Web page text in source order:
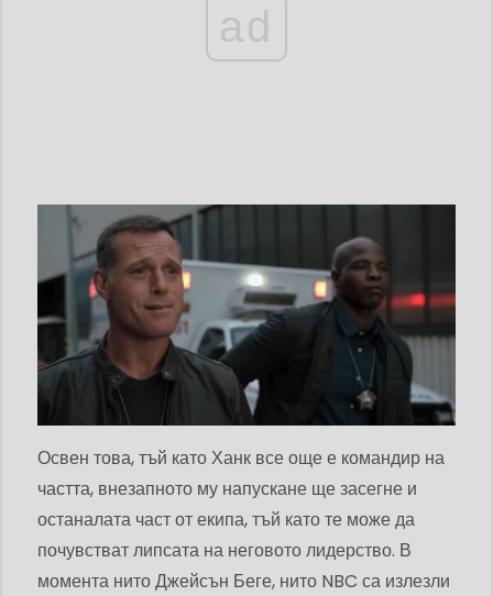
ad
Освен това, тъй като Ханк все още е командир на
частта, внезапното му напускане ще засегне и
останалата част от екипа, тъй като те може да
почувстват липсата на неговото лидерство. В
момента нито Джейсън Беге, нито NBC са излезли